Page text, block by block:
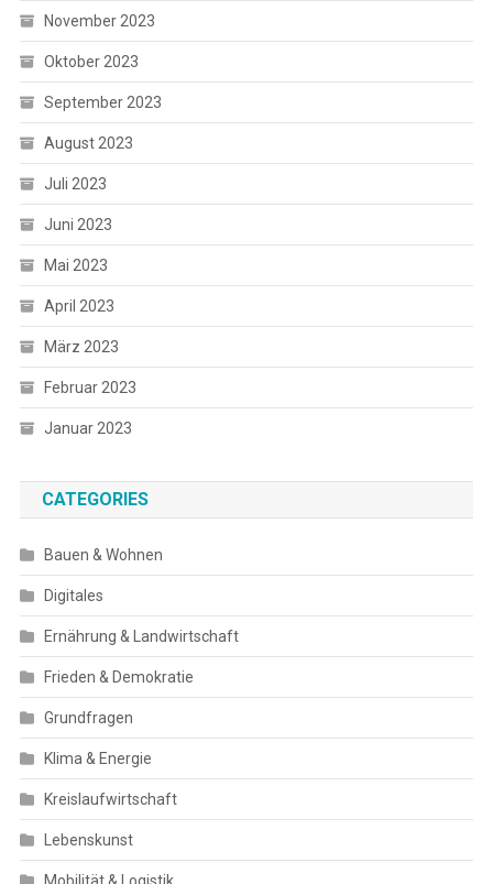
November 2023
Oktober 2023
September 2023
August 2023
Juli 2023
Juni 2023
Mai 2023
April 2023
März 2023
Februar 2023
Januar 2023
CATEGORIES
Bauen & Wohnen
Digitales
Ernährung & Landwirtschaft
Frieden & Demokratie
Grundfragen
Klima & Energie
Kreislaufwirtschaft
Lebenskunst